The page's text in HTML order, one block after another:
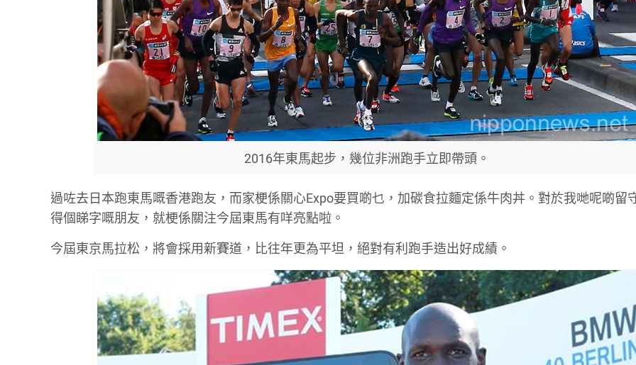
2016年東馬起步，幾位非洲跑手立即帶頭。
過咗去日本跑東馬嘅香港跑友，而家梗係關心Expo要買啲乜，加碳食拉麵定係牛肉丼。對於我哋呢啲留
得個睇字嘅朋友，就梗係關注今屆東馬有咩亮點啦。
今屆東京馬拉松，將會採用新賽道，比往年更為平坦，絕對有利跑手造出好成績。